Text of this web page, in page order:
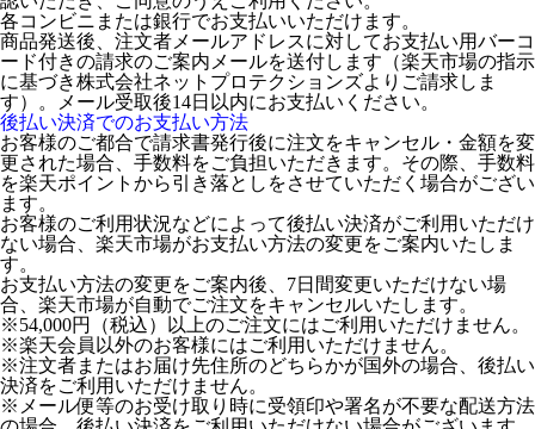
各コンビニまたは銀行でお支払いいただけます。
商品発送後、注文者メールアドレスに対してお支払い用バーコ
ード付きの請求のご案内メールを送付します（楽天市場の指示
に基づき株式会社ネットプロテクションズよりご請求しま
す）。メール受取後14日以内にお支払いください。
後払い決済でのお支払い方法
お客様のご都合で請求書発行後に注文をキャンセル・金額を変
更された場合、手数料をご負担いただきます。その際、手数料
を楽天ポイントから引き落としをさせていただく場合がござい
ます。
お客様のご利用状況などによって後払い決済がご利用いただけ
ない場合、楽天市場がお支払い方法の変更をご案内いたしま
す。
お支払い方法の変更をご案内後、7日間変更いただけない場
合、楽天市場が自動でご注文をキャンセルいたします。
※54,000円（税込）以上のご注文にはご利用いただけません。
※楽天会員以外のお客様にはご利用いただけません。
※注文者またはお届け先住所のどちらかが国外の場合、後払い
決済をご利用いただけません。
※メール便等のお受け取り時に受領印や署名が不要な配送方法